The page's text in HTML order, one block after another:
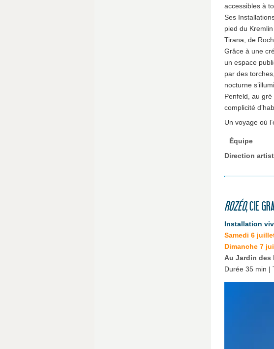
accessibles à
Ses
pied du
Tirana, de
Grâce à une
un espace
par des
nocturne
Penfeld, au
complicité
Un voyage où
Équipe
Direction
ROZÉO, CIE
Installation
Samedi 6
Dimanche 7
Au Jardin des
Durée 35 min |